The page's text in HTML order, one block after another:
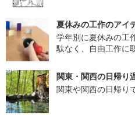
夏休みの工作のアイ
学年別に夏休みの工
駄なく、自由工作に
関東・関西の日帰り
関東や関西の日帰り